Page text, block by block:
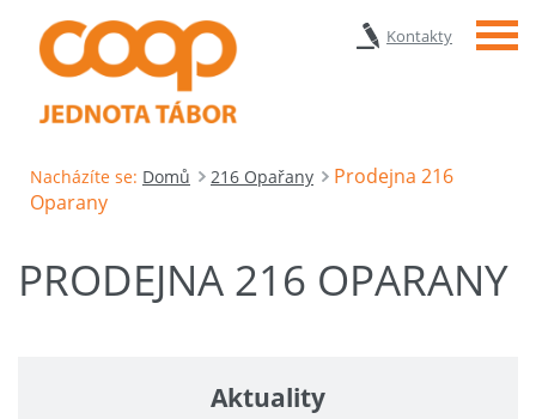
Kontakty Menu
Nacházíte se: Domů 216 Opařany
Prodejna 216
Oparany
PRODEJNA 216 OPARANY
Aktuality